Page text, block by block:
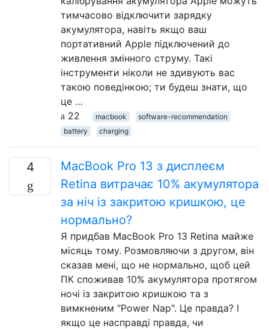
тимчасово відключити зарядку
акумулятора, навіть якщо ваш
портативний Apple підключений до
живлення змінного струму. Такі
інструменти ніколи не здивують вас
такою поведінкою; ти будеш знати, що
це …
22
macbook
software-recommendation
battery
charging
4
MacBook Pro 13 з дисплеєм
Retina витрачає 10% акумулятора
за ніч із закритою кришкою, це
нормально?
Я придбав MacBook Pro 13 Retina майже
місяць тому. Розмовляючи з другом, він
сказав мені, що не нормально, щоб цей
ПК споживав 10% акумулятора протягом
ночі із закритою кришкою та з
вимкненим "Power Nap". Це правда? І
якщо це насправді правда, чи